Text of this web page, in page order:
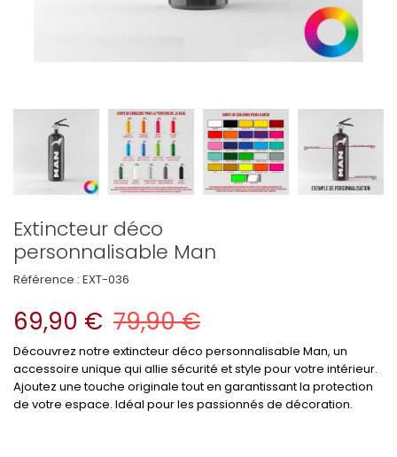
Extincteur déco
personnalisable Man
Référence : EXT-036
69,90 € 79,90 €
Découvrez notre extincteur déco personnalisable Man, un
accessoire unique qui allie sécurité et style pour votre intérieur.
Ajoutez une touche originale tout en garantissant la protection
de votre espace. Idéal pour les passionnés de décoration.